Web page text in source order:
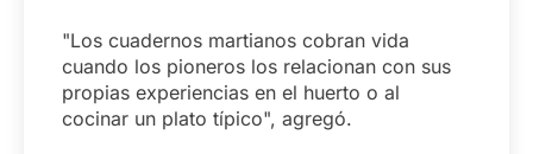
"Los cuadernos martianos cobran vida
cuando los pioneros los relacionan con sus
propias experiencias en el huerto o al
cocinar un plato típico", agregó.